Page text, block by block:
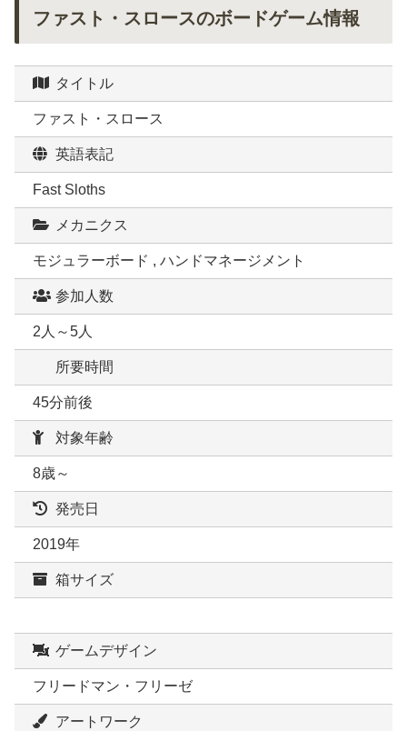
ファスト・スロースのボードゲーム情報
タイトル
ファスト・スロース
英語表記
Fast Sloths
メカニクス
モジュラーボード , ハンドマネージメント
参加人数
2人～5人
所要時間
45分前後
対象年齢
8歳～
発売日
2019年
箱サイズ
ゲームデザイン
フリードマン・フリーゼ
アートワーク